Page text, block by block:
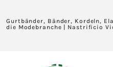
Gurtbänder, Bänder, Kordeln,
die Modebranche | Nastrificio